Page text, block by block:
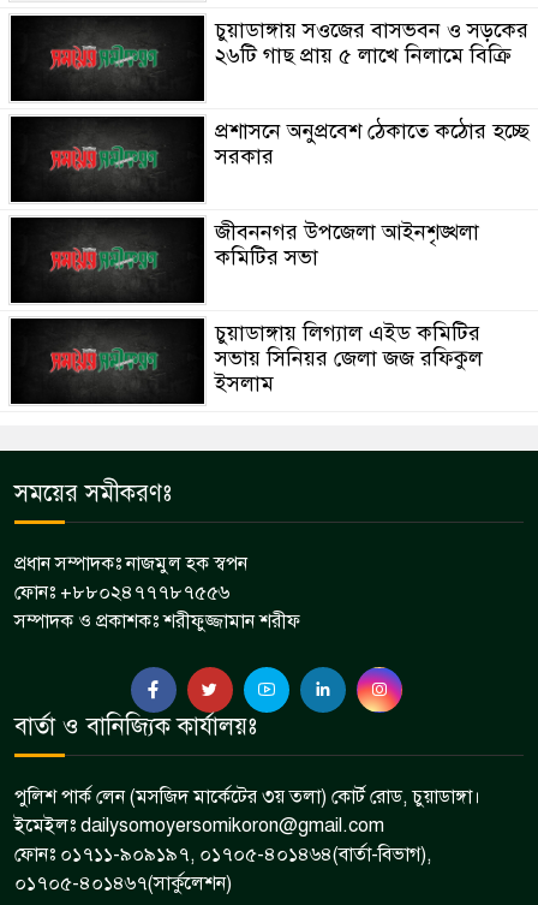
চুয়াডাঙ্গায় সওজের বাসভবন ও সড়কের
২৬টি গাছ প্রায় ৫ লাখে নিলামে বিক্রি
প্রশাসনে অনুপ্রবেশ ঠেকাতে কঠোর হচ্ছে
সরকার
জীবননগর উপজেলা আইনশৃঙ্খলা
কমিটির সভা
চুয়াডাঙ্গায় লিগ্যাল এইড কমিটির
সভায় সিনিয়র জেলা জজ রফিকুল
ইসলাম
সময়ের সমীকরণঃ
প্রধান সম্পাদকঃ নাজমুল হক স্বপন
ফোনঃ +৮৮০২৪৭৭৭৮৭৫৫৬
সম্পাদক ও প্রকাশকঃ শরীফুজ্জামান শরীফ
বার্তা ও বানিজ্যিক কার্যালয়ঃ
পুলিশ পার্ক লেন (মসজিদ মার্কেটের ৩য় তলা) কোর্ট রোড, চুয়াডাঙ্গা।
ইমেইলঃ dailysomoyersomikoron@gmail.com
ফোনঃ ০১৭১১-৯০৯১৯৭, ০১৭০৫-৪০১৪৬৪(বার্তা-বিভাগ),
০১৭০৫-৪০১৪৬৭(সার্কুলেশন)